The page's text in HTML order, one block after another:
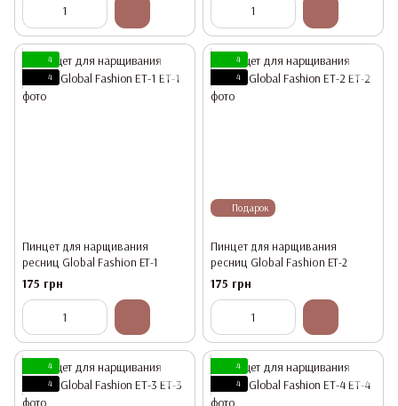
4
4
Пинцет для нарщивания
ресниц Global Fashion ET-1
175 грн
Подарок
4
4
Пинцет для нарщивания
ресниц Global Fashion ET-2
175 грн
4
4
4
4